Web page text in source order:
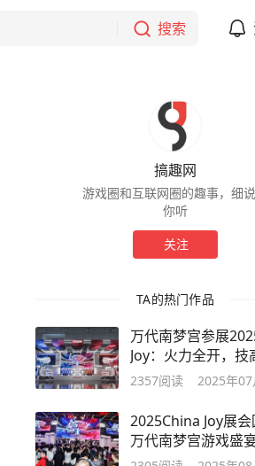
搜索
搞趣网
游戏圈和互联网圈的趣事，细
你听
关注
TA的热门作品
万代南梦宫参展
Joy：火力全开，技
2357阅读 2025年07
2025China Joy展
万代南梦宫游戏盛
激情